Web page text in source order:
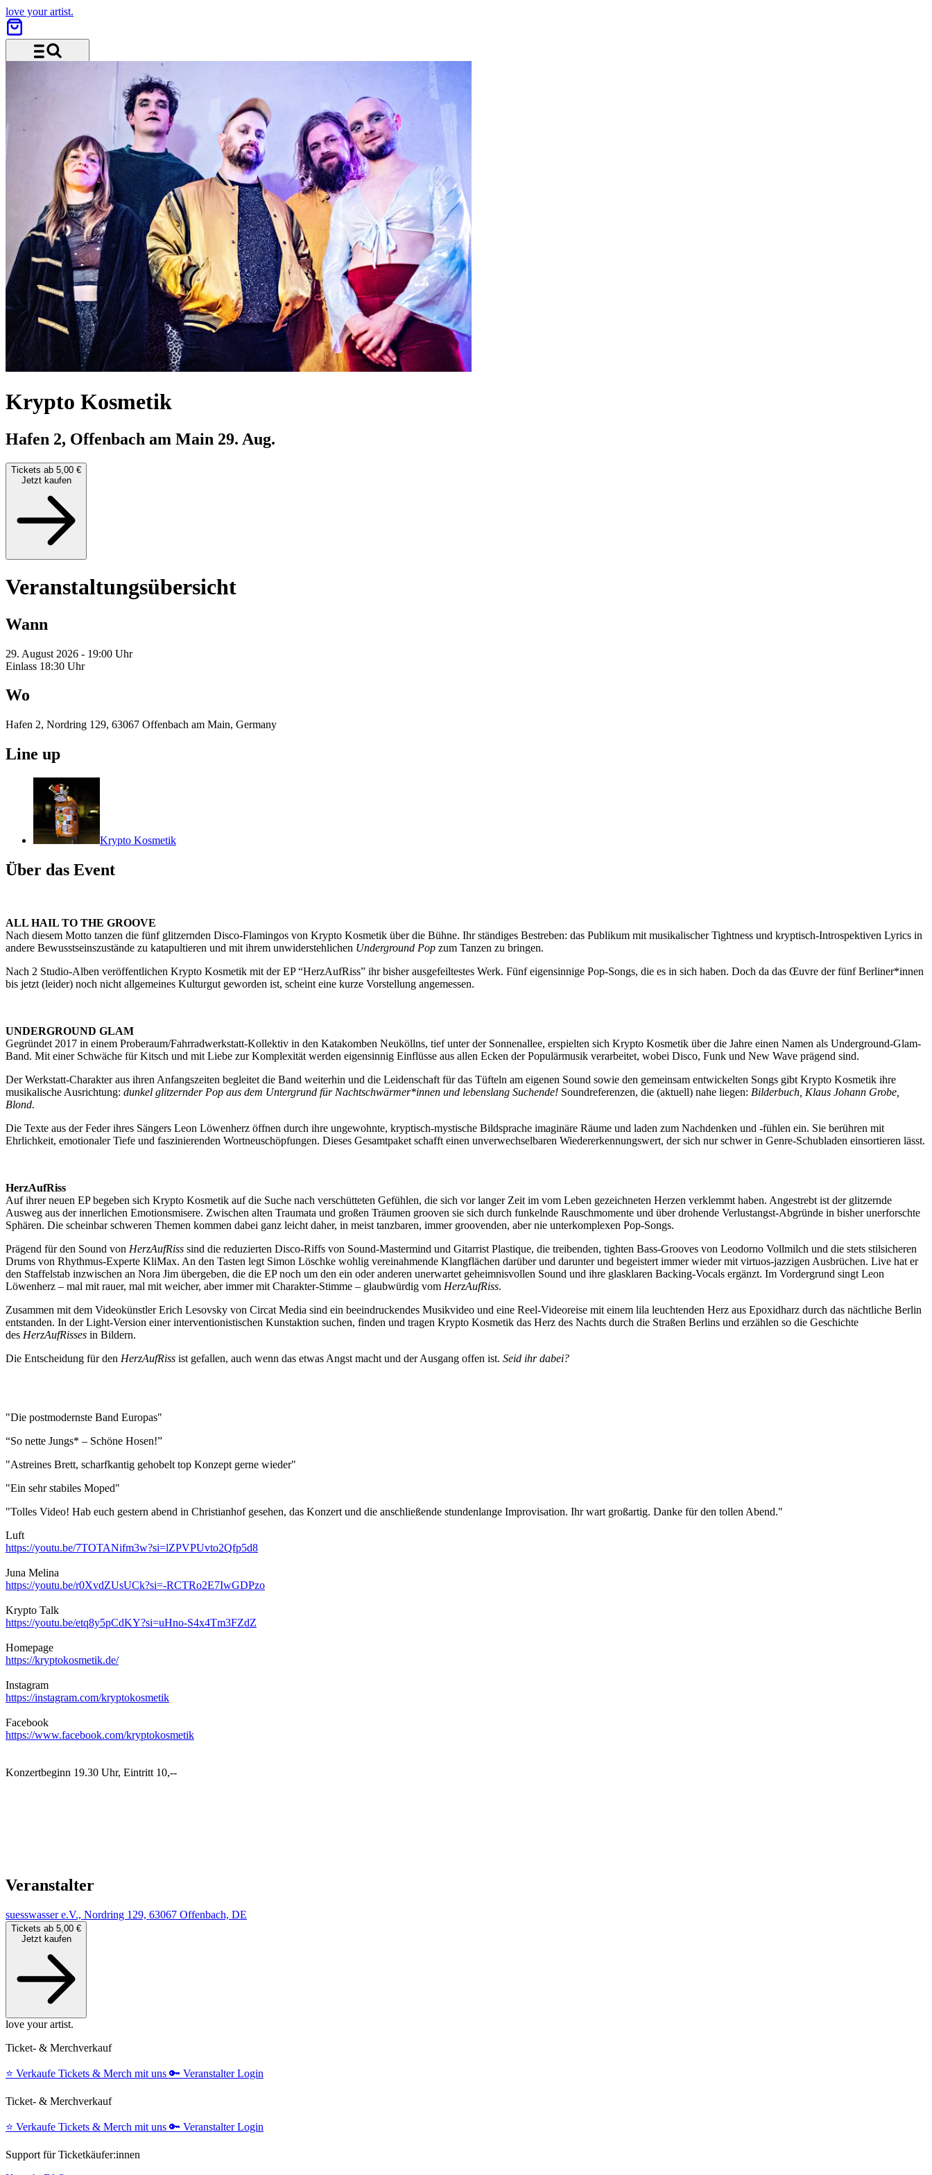
love your artist.
Krypto Kosmetik
Hafen 2, Offenbach am Main 29. Aug.
Tickets ab 5,00 €
Jetzt kaufen
Veranstaltungsübersicht
Wann
29. August 2026 - 19:00 Uhr
Einlass 18:30 Uhr
Wo
Hafen 2, Nordring 129, 63067 Offenbach am Main, Germany
Line up
Krypto Kosmetik
Über das Event
ALL HAIL TO THE GROOVE
Nach diesem Motto tanzen die fünf glitzernden Disco-Flamingos von Krypto Kosmetik über die Bühne. Ihr ständiges Bestreben: das Publikum mit musikalischer Tightness und kryptisch-Introspektiven Lyrics in
andere Bewusstseinszustände zu katapultieren und mit ihrem unwiderstehlichen Underground Pop zum Tanzen zu bringen.
Nach 2 Studio-Alben veröffentlichen Krypto Kosmetik mit der EP “HerzAufRiss” ihr bisher ausgefeiltestes Werk. Fünf eigensinnige Pop-Songs, die es in sich haben. Doch da das Œuvre der fünf Berliner*innen
bis jetzt (leider) noch nicht allgemeines Kulturgut geworden ist, scheint eine kurze Vorstellung angemessen.
UNDERGROUND GLAM
Gegründet 2017 in einem Proberaum/Fahrradwerkstatt-Kollektiv in den Katakomben Neuköllns, tief unter der Sonnenallee, erspielten sich Krypto Kosmetik über die Jahre einen Namen als Underground-Glam-
Band. Mit einer Schwäche für Kitsch und mit Liebe zur Komplexität werden eigensinnig Einflüsse aus allen Ecken der Populärmusik verarbeitet, wobei Disco, Funk und New Wave prägend sind.
Der Werkstatt-Charakter aus ihren Anfangszeiten begleitet die Band weiterhin und die Leidenschaft für das Tüfteln am eigenen Sound sowie den gemeinsam entwickelten Songs gibt Krypto Kosmetik ihre
musikalische Ausrichtung: dunkel glitzernder Pop aus dem Untergrund für Nachtschwärmer*innen und lebenslang Suchende! Soundreferenzen, die (aktuell) nahe liegen: Bilderbuch, Klaus Johann Grobe,
Blond.
Die Texte aus der Feder ihres Sängers Leon Löwenherz öffnen durch ihre ungewohnte, kryptisch-mystische Bildsprache imaginäre Räume und laden zum Nachdenken und -fühlen ein. Sie berühren mit
Ehrlichkeit, emotionaler Tiefe und faszinierenden Wortneuschöpfungen. Dieses Gesamtpaket schafft einen unverwechselbaren Wiedererkennungswert, der sich nur schwer in Genre-Schubladen einsortieren lässt.
HerzAufRiss
Auf ihrer neuen EP begeben sich Krypto Kosmetik auf die Suche nach verschütteten Gefühlen, die sich vor langer Zeit im vom Leben gezeichneten Herzen verklemmt haben. Angestrebt ist der glitzernde
Ausweg aus der innerlichen Emotionsmisere. Zwischen alten Traumata und großen Träumen grooven sie sich durch funkelnde Rauschmomente und über drohende Verlustangst-Abgründe in bisher unerforschte
Sphären. Die scheinbar schweren Themen kommen dabei ganz leicht daher, in meist tanzbaren, immer groovenden, aber nie unterkomplexen Pop-Songs.
Prägend für den Sound von HerzAufRiss sind die reduzierten Disco-Riffs von Sound-Mastermind und Gitarrist Plastique, die treibenden, tighten Bass-Grooves von Leodorno Vollmilch und die stets stilsicheren
Drums von Rhythmus-Experte KliMax. An den Tasten legt Simon Löschke wohlig vereinahmende Klangflächen darüber und darunter und begeistert immer wieder mit virtuos-jazzigen Ausbrüchen. Live hat er
den Staffelstab inzwischen an Nora Jim übergeben, die die EP noch um den ein oder anderen unerwartet geheimnisvollen Sound und ihre glasklaren Backing-Vocals ergänzt. Im Vordergrund singt Leon
Löwenherz – mal mit rauer, mal mit weicher, aber immer mit Charakter-Stimme – glaubwürdig vom HerzAufRiss.
Zusammen mit dem Videokünstler Erich Lesovsky von Circat Media sind ein beeindruckendes Musikvideo und eine Reel-Videoreise mit einem lila leuchtenden Herz aus Epoxidharz durch das nächtliche Berlin
entstanden. In der Light-Version einer interventionistischen Kunstaktion suchen, finden und tragen Krypto Kosmetik das Herz des Nachts durch die Straßen Berlins und erzählen so die Geschichte
des HerzAufRisses in Bildern.
Die Entscheidung für den HerzAufRiss ist gefallen, auch wenn das etwas Angst macht und der Ausgang offen ist. Seid ihr dabei?
"Die postmodernste Band Europas"
“So nette Jungs* – Schöne Hosen!”
"Astreines Brett, scharfkantig gehobelt top Konzept gerne wieder"
"Ein sehr stabiles Moped"
"Tolles Video! Hab euch gestern abend in Christianhof gesehen, das Konzert und die anschließende stundenlange Improvisation. Ihr wart großartig. Danke für den tollen Abend."
Luft
https://youtu.be/7TOTANifm3w?si=lZPVPUvto2Qfp5d8
Juna Melina
https://youtu.be/r0XvdZUsUCk?si=-RCTRo2E7IwGDPzo
Krypto Talk
https://youtu.be/etq8y5pCdKY?si=uHno-S4x4Tm3FZdZ
Homepage
https://kryptokosmetik.de/
Instagram
https://instagram.com/kryptokosmetik
Facebook
https://www.facebook.com/kryptokosmetik
Konzertbeginn 19.30 Uhr, Eintritt 10,--
Veranstalter
suesswasser e.V., Nordring 129, 63067 Offenbach, DE
Tickets ab 5,00 €
Jetzt kaufen
love your artist.
Ticket- & Merchverkauf
⭐️ Verkaufe Tickets & Merch mit uns 🔑 Veranstalter Login
Ticket- & Merchverkauf
⭐️ Verkaufe Tickets & Merch mit uns 🔑 Veranstalter Login
Support für Ticketkäufer:innen